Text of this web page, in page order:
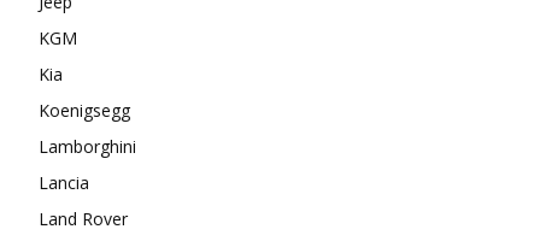
KGM
Kia
Koenigsegg
Lamborghini
Lancia
Land Rover